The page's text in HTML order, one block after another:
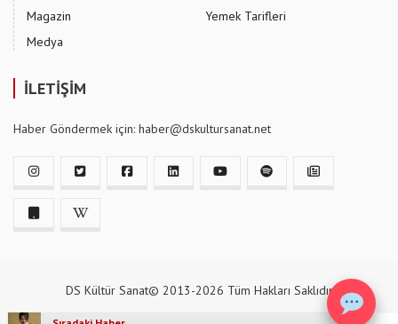
Magazin
Medya
Yemek Tarifleri
İLETİŞİM
Haber Göndermek için: haber@dskultursanat.net
DS Kültür Sanat© 2013-2026 Tüm Hakları Saklıdır